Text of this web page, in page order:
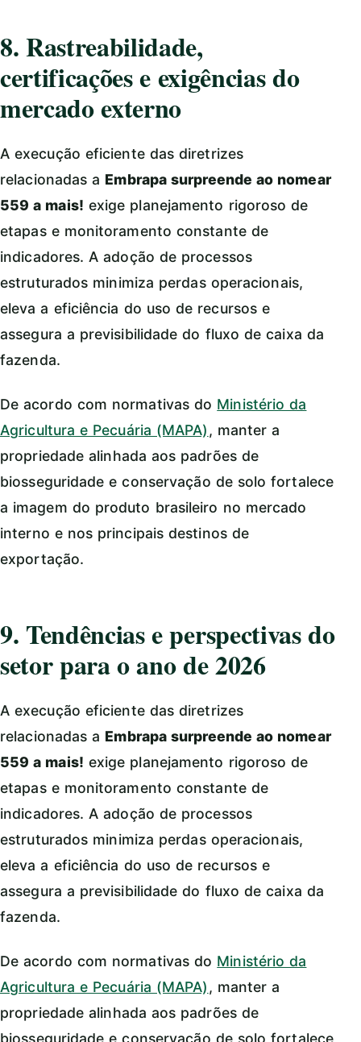
8. Rastreabilidade,
certificações e exigências do
mercado externo
A execução eficiente das diretrizes
relacionadas a Embrapa surpreende ao nomear
559 a mais! exige planejamento rigoroso de
etapas e monitoramento constante de
indicadores. A adoção de processos
estruturados minimiza perdas operacionais,
eleva a eficiência do uso de recursos e
assegura a previsibilidade do fluxo de caixa da
fazenda.
De acordo com normativas do Ministério da
Agricultura e Pecuária (MAPA), manter a
propriedade alinhada aos padrões de
biosseguridade e conservação de solo fortalece
a imagem do produto brasileiro no mercado
interno e nos principais destinos de
exportação.
9. Tendências e perspectivas do
setor para o ano de 2026
A execução eficiente das diretrizes
relacionadas a Embrapa surpreende ao nomear
559 a mais! exige planejamento rigoroso de
etapas e monitoramento constante de
indicadores. A adoção de processos
estruturados minimiza perdas operacionais,
eleva a eficiência do uso de recursos e
assegura a previsibilidade do fluxo de caixa da
fazenda.
De acordo com normativas do Ministério da
Agricultura e Pecuária (MAPA), manter a
propriedade alinhada aos padrões de
biosseguridade e conservação de solo fortalece